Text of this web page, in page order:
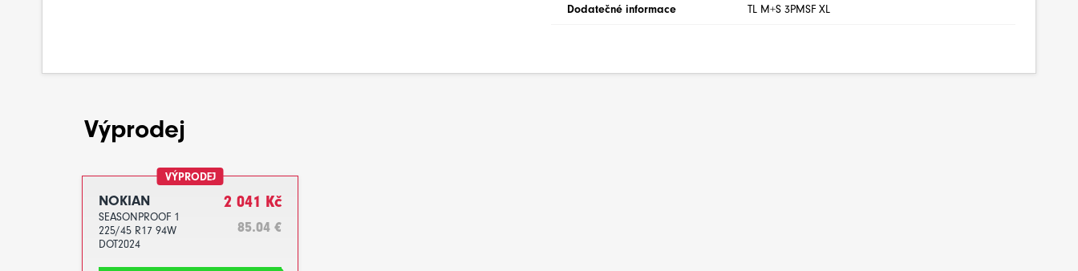
Dodatečné informace TL M+S 3PMSF XL
Výprodej
VÝPRODEJ
NOKIAN
SEASONPROOF 1
225/45 R17 94W
DOT2024
2 041 Kč
85.04 €